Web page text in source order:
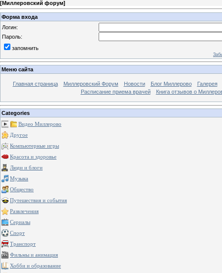
[Миллеровский форум]
Форма входа
Логин:
Пароль:
запомнить
Меню сайта
Главная страница Миллеровский Форум Новости Блог Миллерово
Галерея
Расписание приема врачей
Книга отзывов о
Categories
Видео Миллерово
Другое
Компьютерные игры
Красота и здоровье
Люди и блоги
Музыка
Общество
Путешествия и события
Развлечения
Сериалы
Спорт
Транспорт
Фильмы и анимация
Хобби и образование